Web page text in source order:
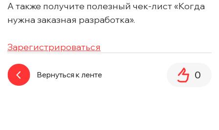
А также получите полезный чек-лист «Когда
нужна заказная разработка».
Зарегистрироваться
Вернуться к ленте 0